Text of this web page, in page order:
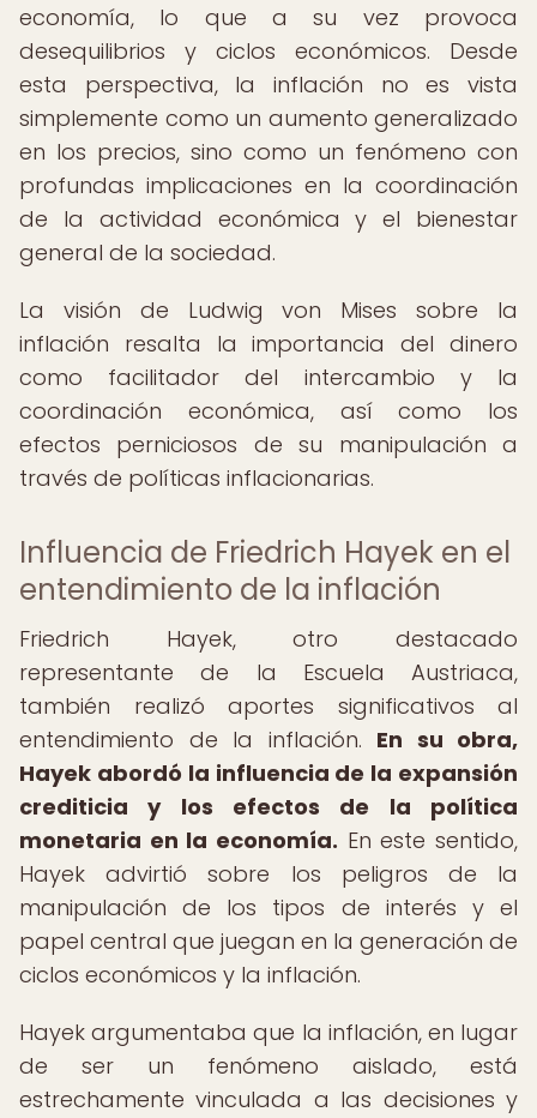
economía, lo que a su vez provoca
desequilibrios y ciclos económicos. Desde
esta perspectiva, la inflación no es vista
simplemente como un aumento generalizado
en los precios, sino como un fenómeno con
profundas implicaciones en la coordinación
de la actividad económica y el bienestar
general de la sociedad.
La visión de Ludwig von Mises sobre la
inflación resalta la importancia del dinero
como facilitador del intercambio y la
coordinación económica, así como los
efectos perniciosos de su manipulación a
través de políticas inflacionarias.
Influencia de Friedrich Hayek en el
entendimiento de la inflación
Friedrich Hayek, otro destacado
representante de la Escuela Austriaca,
también realizó aportes significativos al
entendimiento de la inflación. En su obra,
Hayek abordó la influencia de la expansión
crediticia y los efectos de la política
monetaria en la economía. En este sentido,
Hayek advirtió sobre los peligros de la
manipulación de los tipos de interés y el
papel central que juegan en la generación de
ciclos económicos y la inflación.
Hayek argumentaba que la inflación, en lugar
de ser un fenómeno aislado, está
estrechamente vinculada a las decisiones y